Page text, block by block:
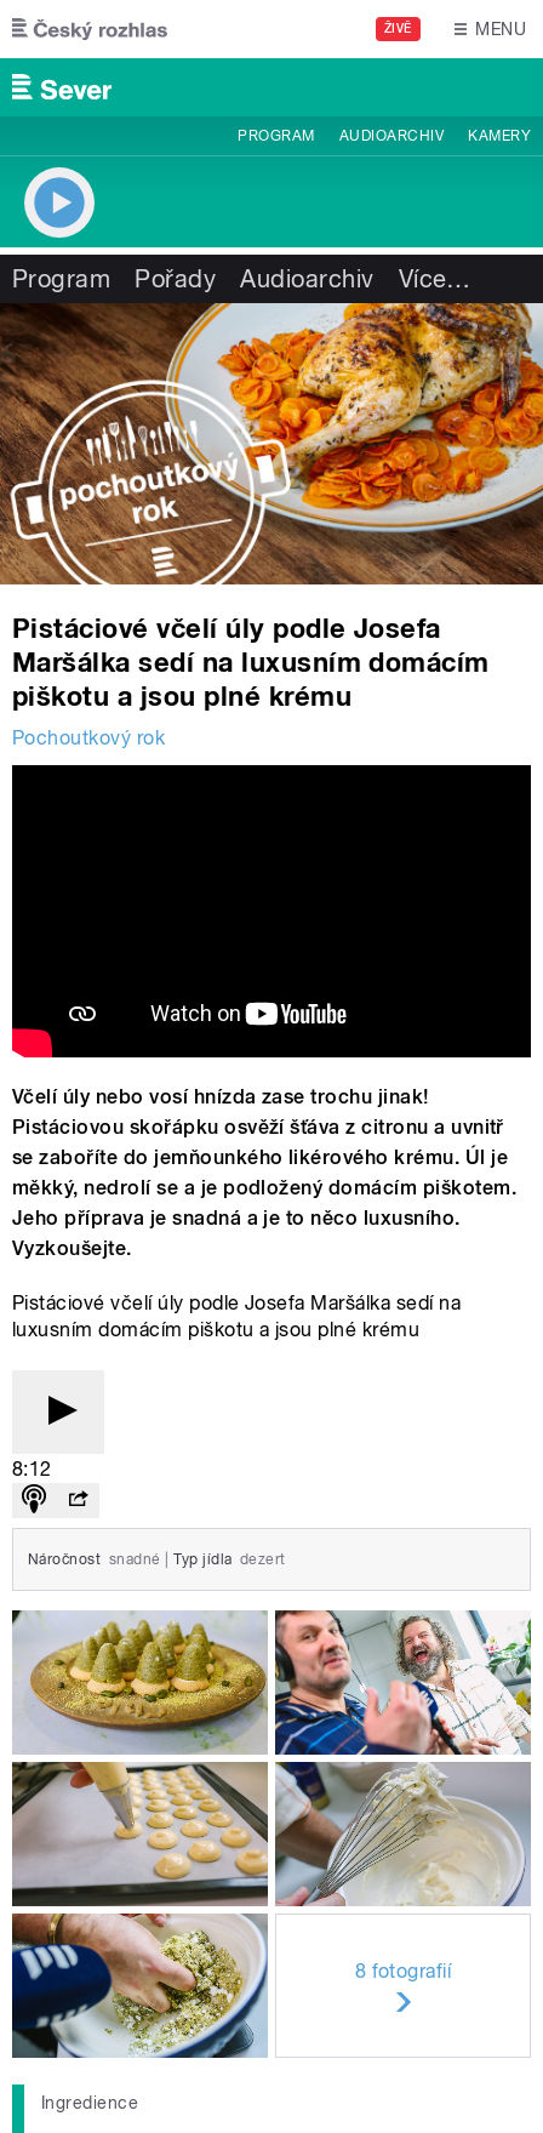
Přejít k hlavnímu obsahu
ŽIVĚ MENU
PROGRAM AUDIOARCHIV KAMERY
Program Pořady Audioarchiv Více…
Pistáciové včelí úly podle Josefa
Maršálka sedí na luxusním domácím
piškotu a jsou plné krému
Pochoutkový rok
Včelí úly nebo vosí hnízda zase trochu jinak!
Pistáciovou skořápku osvěží šťáva z citronu a uvnitř
se zaboříte do jemňounkého likérového krému. Úl je
měkký, nedrolí se a je podložený domácím piškotem.
Jeho příprava je snadná a je to něco luxusního.
Vyzkoušejte.
Pistáciové včelí úly podle Josefa Maršálka sedí na
luxusním domácím piškotu a jsou plné krému
8:12
Náročnost snadné Typ jídla dezert
8 fotografií
Ingredience